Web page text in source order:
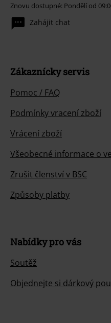
Znovu dostupné: Pondělí od
Zahájit chat
Zákaznícky servis
Pomoc / FAQ
Podmínky vracení zboží
Vrácení zboží
Všeobecné informace o
Zrušit členství v BSC
Způsoby platby
Nabídky pro vás
Soutěž
Objednejte si dárkový